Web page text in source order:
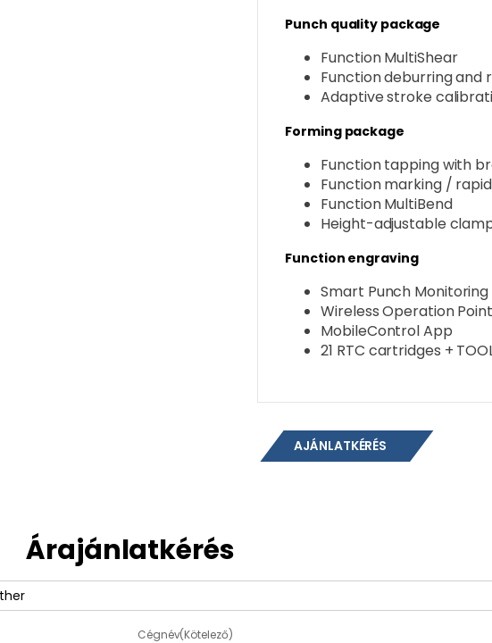
Punch quality package
Function MultiShear
Function deburring and
Adaptive stroke
Forming package
Function tapping with
Function marking /
Function MultiBend
Height-adjustable
Function engraving
Smart Punch Monitoring
Wireless Operation Point
MobileControl App
21 RTC cartridges +
AJÁNLATKÉRÉS
Árajánlatkérés
Cégnév(Kötelező)